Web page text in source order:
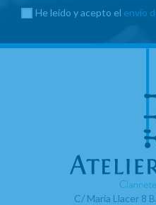
He leído y acepto el envío
C/ Maria Llacer 8